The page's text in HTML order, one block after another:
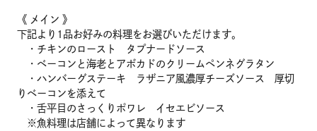
こだわり
お知らせ
《 メイン 》
下記より1品お好みの料理をお選びいただけます。
・チキンのロースト タプナードソース
・ベーコンと海老とアボカドのクリームペンネグラタン
・ハンバーグステーキ ラザニア風濃厚チーズソース 厚切
りベーコンを添えて
・舌平目のさっくりポワレ イセエビソース
※魚料理は店舗によって異なります